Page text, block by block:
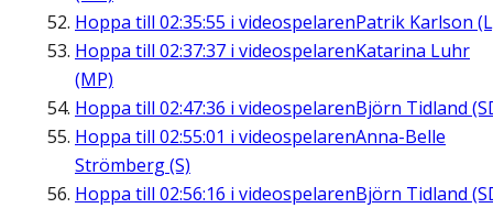
Hoppa till 02:35:55 i videospelarenPatrik Karlson
Hoppa till 02:37:37 i videospelarenKatarina Luhr
(MP)
Hoppa till 02:47:36 i videospelarenBjörn Tidland
Hoppa till 02:55:01 i videospelarenAnna-Belle
Strömberg (S)
Hoppa till 02:56:16 i videospelarenBjörn Tidland